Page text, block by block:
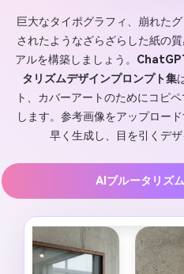
巨大なタイポグラフィ、崩れた
されたようなざらざらした紙の
アルを構築しましょう。
タリズムデザインプロンプト集
ト、カバーアートのためにコピ
します。参考画像をアップロー
早く生成し、目を引くデザ
AIブルータリズ